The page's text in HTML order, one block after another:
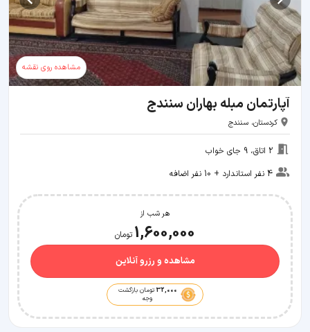
مشاهده روی نقشه
آپارتمان مبله بهاران سنندج
کردستان، سنندج
2 اتاق، 9 جای خواب
4 نفر استاندارد + 10 نفر اضافه
هر شب از
1,600,000 تومان
مشاهده و رزرو آنلاین
32,000 تومان بازگشت
وجه